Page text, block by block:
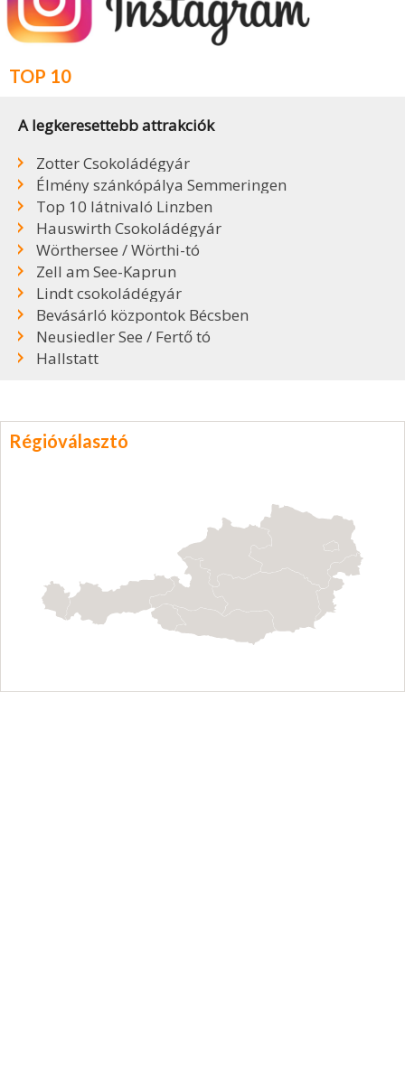
TOP 10
A legkeresettebb attrakciók
Zotter Csokoládégyár
Élmény szánkópálya Semmeringen
Top 10 látnivaló Linzben
Hauswirth Csokoládégyár
Wörthersee / Wörthi-tó
Zell am See-Kaprun
Lindt csokoládégyár
Bevásárló központok Bécsben
Neusiedler See / Fertő tó
Hallstatt
Régióválasztó